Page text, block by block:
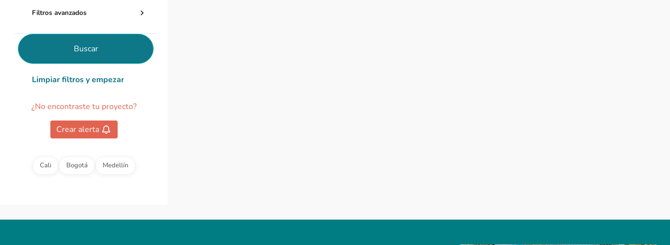
Filtros avanzados
Buscar
Limpiar filtros y empezar de nuevo
¿No encontraste tu proyecto?
Crear alerta
Cali Bogotá Medellín